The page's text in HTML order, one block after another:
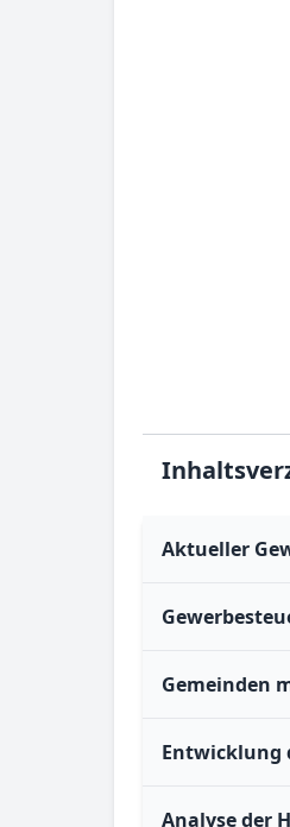
Aktueller
Gemeinden
Entwicklung
Analyse der